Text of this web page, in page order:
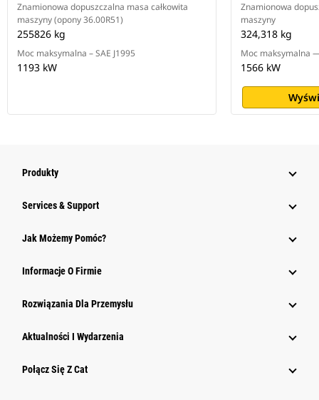
Znamionowa dopuszczalna masa całkowita
maszyny (opony 36.00R51)
255826 kg
Moc maksymalna – SAE J1995
1193 kW
Znamionowa
maszyny
324,318 kg
Moc maksymalna
1566 kW
Produkty
Services & Support
Jak Możemy Pomóc?
Informacje O Firmie
Rozwiązania Dla Przemysłu
Aktualności I Wydarzenia
Połącz Się Z Cat